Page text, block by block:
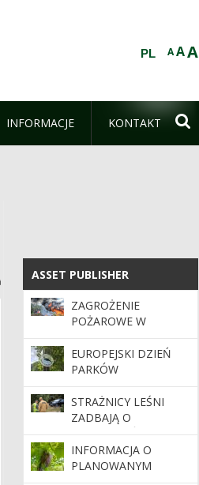
AAA
PL
INFORMACJE KONTAKT 
ASSET PUBLISHER
ASSET PUBLISHER
ZAGROŻENIE
POŻAROWE W
LASACH. APEL O
OSTROŻNOŚĆ
EUROPEJSKI DZIEŃ
PARKÓW
NARODOWYCH – 24
MAJA 2026 ROKU
STRAŻNICY LEŚNI
ZADBAJĄ O
BEZPIECZEŃSTWO
PODCZAS MAJÓWKI
INFORMACJA O
PLANOWANYM
ZABIEGU